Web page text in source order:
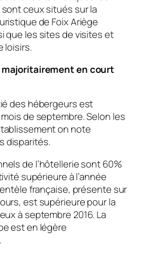
ceux situés sur la
de Foix Ariège
que les sites de visites et
loisirs.
en court
des hébergeurs est
de septembre. Selon les
on note
disparités.
de l’hôtellerie sont 60%
supérieure à l’année
française, présente sur
est supérieure pour la
à septembre 2016. La
est en légère